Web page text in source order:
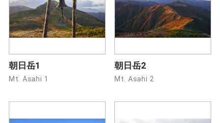
朝日岳1
Mt. Asahi 1
朝日岳2
Mt. Asahi 2